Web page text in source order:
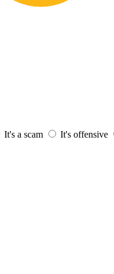
It's a scam It's offensive